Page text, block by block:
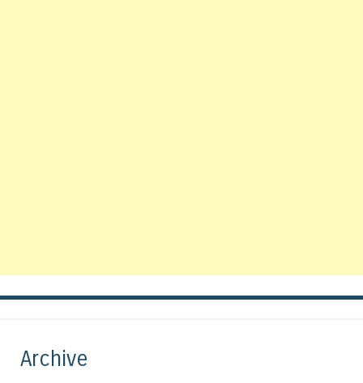
Archive